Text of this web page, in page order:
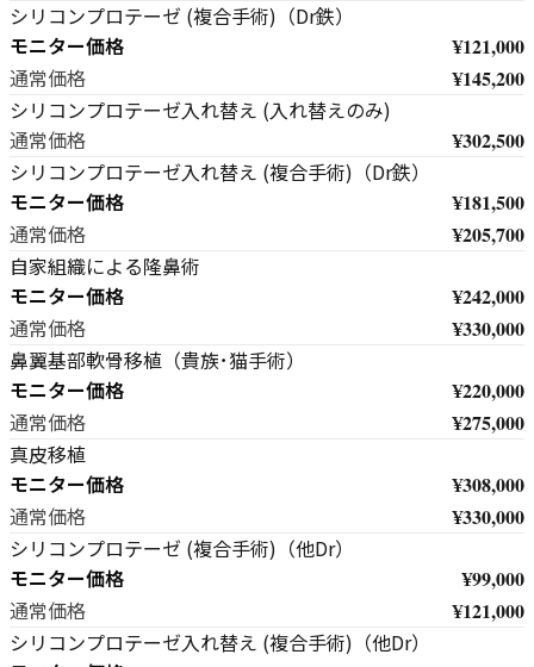
シリコンプロテーゼ (複合手術)（Dr鉄）
モニター価格 ¥121,000
通常価格 ¥145,200
シリコンプロテーゼ入れ替え (入れ替えのみ)
通常価格 ¥302,500
シリコンプロテーゼ入れ替え (複合手術)（Dr鉄）
モニター価格 ¥181,500
通常価格 ¥205,700
自家組織による隆鼻術
モニター価格 ¥242,000
通常価格 ¥330,000
鼻翼基部軟骨移植（貴族･猫手術）
モニター価格 ¥220,000
通常価格 ¥275,000
真皮移植
モニター価格 ¥308,000
通常価格 ¥330,000
シリコンプロテーゼ (複合手術)（他Dr）
モニター価格 ¥99,000
通常価格 ¥121,000
シリコンプロテーゼ入れ替え (複合手術)（他Dr）